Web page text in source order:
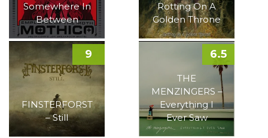
Somewhere In
Between
Rotting On A
Golden Throne
FINSTERFORST
– Still
9
THE
MENZINGERS –
Everything I
Ever Saw
6.5